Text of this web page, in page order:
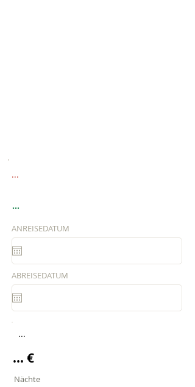
...
...
ANREISEDATUM
ABREISEDATUM
...
... €
Nächte